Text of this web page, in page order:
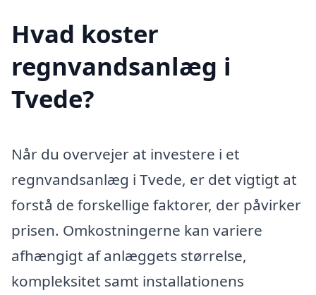
Hvad koster
regnvandsanlæg i
Tvede?
Når du overvejer at investere i et
regnvandsanlæg i Tvede, er det vigtigt at
forstå de forskellige faktorer, der påvirker
prisen. Omkostningerne kan variere
afhængigt af anlæggets størrelse,
kompleksitet samt installationens